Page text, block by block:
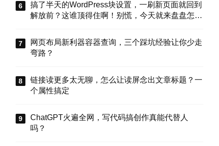
搞了半天的WordPress块设置，一刷新页面就回到
解放前？这谁顶得住啊！别慌，今天就来盘盘怎么
车”。
网页布局新利器容器查询，三个踩坑经验让你少走
弯路？
链接读更多太无聊，怎么让读屏念出文章标题？一
个属性搞定
ChatGPT火遍全网，写代码搞创作真能代替人
吗？